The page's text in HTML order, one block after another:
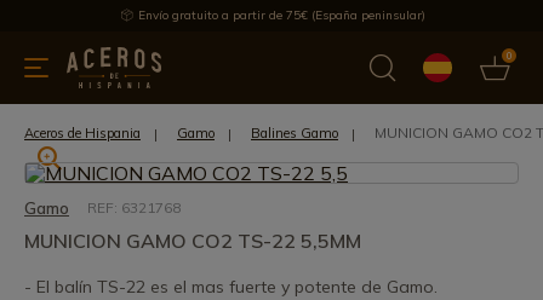
Envío gratuito a partir de 75€ (España peninsular)
0
menaje Ofertas Ultimas novedades Los más vendidos
Aceros de Hispania Gamo Balines Gamo MUNICION GAMO CO2
Gamo REF: 6321768
MUNICION GAMO CO2 TS-22 5,5MM
- El balín TS-22 es el mas fuerte y potente de Gamo.